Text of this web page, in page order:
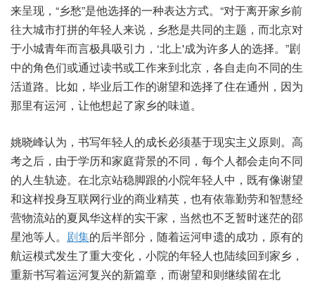
来呈现，“乡愁”是他选择的一种表达方式。“对于离开家乡前
往大城市打拼的年轻人来说，乡愁是共同的主题，而北京对
于小城青年而言极具吸引力，‘北上'成为许多人的选择。”剧
中的角色们或通过读书或工作来到北京，各自走向不同的生
活道路。比如，毕业后工作的谢望和选择了住在通州，因为
那里有运河，让他想起了家乡的味道。
姚晓峰认为，书写年轻人的成长必须基于现实主义原则。高
考之后，由于学历和家庭背景的不同，每个人都会走向不同
的人生轨迹。在北京站稳脚跟的小院年轻人中，既有像谢望
和这样投身互联网行业的商业精英，也有依靠勤劳和智慧经
营物流站的夏凤华这样的实干家，当然也不乏暂时迷茫的邵
星池等人。 剧集的后半部分，随着运河申遗的成功，原有的
航运模式发生了重大变化，小院的年轻人也陆续回到家乡，
重新书写着运河复兴的新篇章，而谢望和则继续留在北